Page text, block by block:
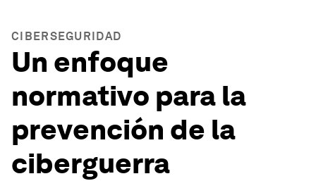
CIBERSEGURIDAD
Un enfoque
normativo para la
prevención de la
ciberguerra